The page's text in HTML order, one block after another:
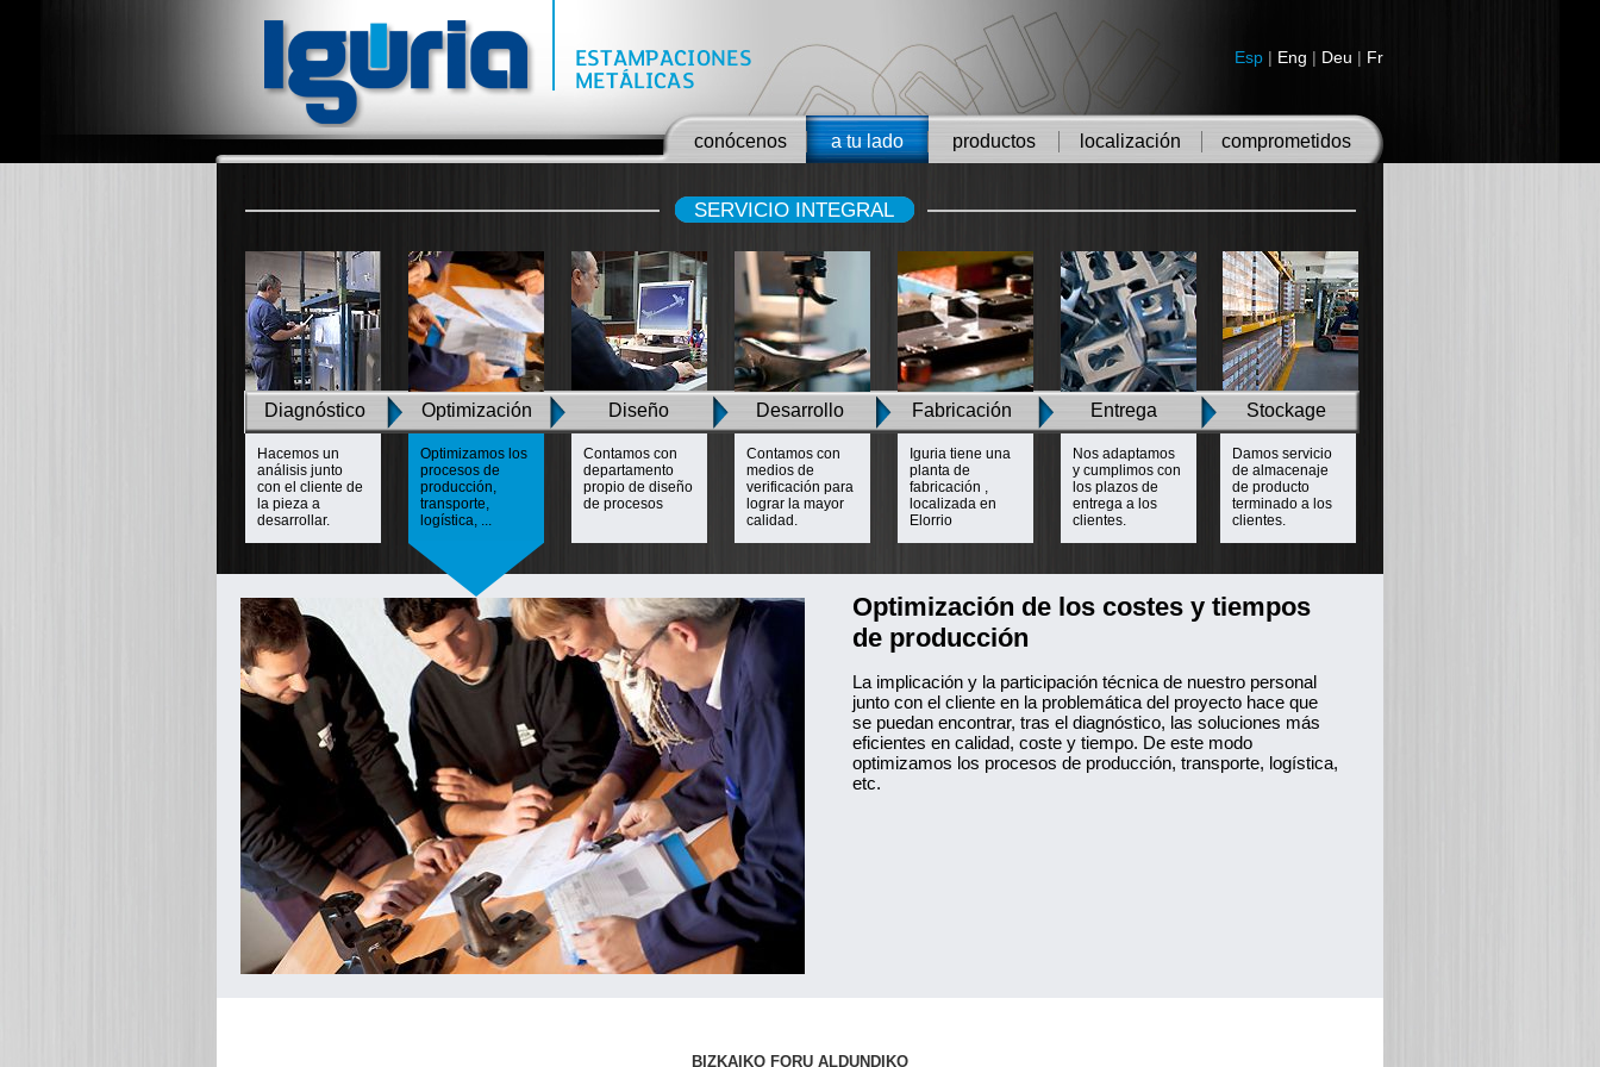
Esp | Eng | Deu | Fr
conócenos a tu lado productos localización comprometidos
SERVICIO INTEGRAL
Diagnóstico Optimización Diseño Desarrollo Fabricación Entrega Stockage
Hacemos un
análisis junto
con el cliente de
la pieza a
desarrollar.
Optimizamos los
procesos de
producción,
transporte,
logística, ...
Contamos con
departamento
propio de diseño
de procesos
Contamos con
medios de
verificación para
lograr la mayor
calidad.
Iguria tiene una
planta de
fabricación ,
localizada en
Elorrio
Nos adaptamos
y cumplimos con
los plazos de
entrega a los
clientes.
Damos servicio
de almacenaje
de producto
terminado a los
clientes.
Optimización de los costes y tiempos
de producción
La implicación y la participación técnica de nuestro personal
junto con el cliente en la problemática del proyecto hace que
se puedan encontrar, tras el diagnóstico, las soluciones más
eficientes en calidad, coste y tiempo. De este modo
optimizamos los procesos de producción, transporte, logística,
etc.
BIZKAIKO FORU ALDUNDIKO